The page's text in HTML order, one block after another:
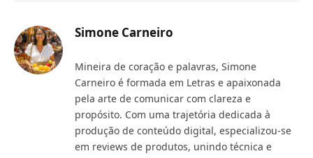
Simone Carneiro
Mineira de coração e palavras, Simone
Carneiro é formada em Letras e apaixonada
pela arte de comunicar com clareza e
propósito. Com uma trajetória dedicada à
produção de conteúdo digital, especializou-se
em reviews de produtos, unindo técnica e